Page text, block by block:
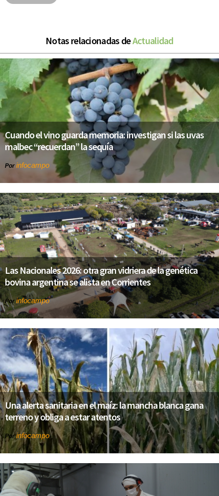
Notas relacionadas deActualidad
Cuando el vino guarda memoria: investigan si las uvas
malbec “recuerdan” la sequía
Por infocampo
Las Nacionales 2026: otra gran vidriera de la genética
bovina argentina se alista en Corrientes
Por infocampo
Una alerta sanitaria en el maíz: la mancha blanca gana
terreno y obliga a estar atentos
Porinfocampo